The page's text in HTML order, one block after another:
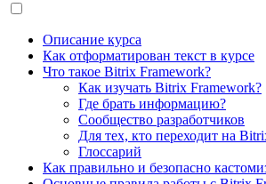
Описание курса
Как отформатирован текст в курсе
Что такое Bitrix Framework?
Как изучать Bitrix Framework?
Где брать информацию?
Сообщество разработчиков
Для тех, кто переходит на
Глоссарий
Как правильно и безопасно